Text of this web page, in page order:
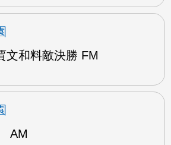
文和料敵決勝 FM
AM